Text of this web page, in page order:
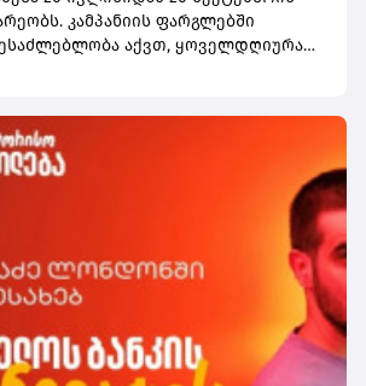
კამპანიის ფარგლებში
აქვთ, ყოველდღიურად
ლარი მოიგონ.გათამაშებაში
საქართველოს ბანკის ყველა
რომელიც საქართველოს
ბანკის თანამშრომლების
საჭიროა, მომხმარებელმა
საქართველოს ბანკის მობილბანკის
საშუალებით გაანაღდოს. თითოეულ
გათამაშების ერთი ბილეთი
შანსს ზრდის.კამპანიაში
შეუძლიათ. ამისთვის
საკუთარ თავს გამოუგზავნონ, ხოლო
ბანკის მობილბანკის ან